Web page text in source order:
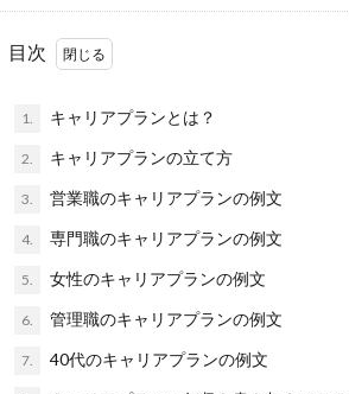
目次
1. キャリアプランとは？
2. キャリアプランの立て方
3. 営業職のキャリアプランの例文
4. 専門職のキャリアプランの例文
5. 女性のキャリアプランの例文
6. 管理職のキャリアプランの例文
7. 40代のキャリアプランの例文